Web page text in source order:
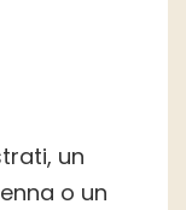
un
o un